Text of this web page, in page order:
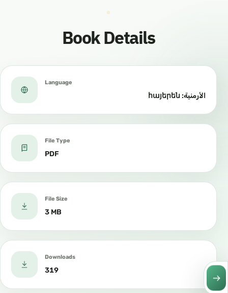
Book Details
Language
الأرمنية: հայերեն
File Type
PDF
File Size
3 MB
Downloads
319